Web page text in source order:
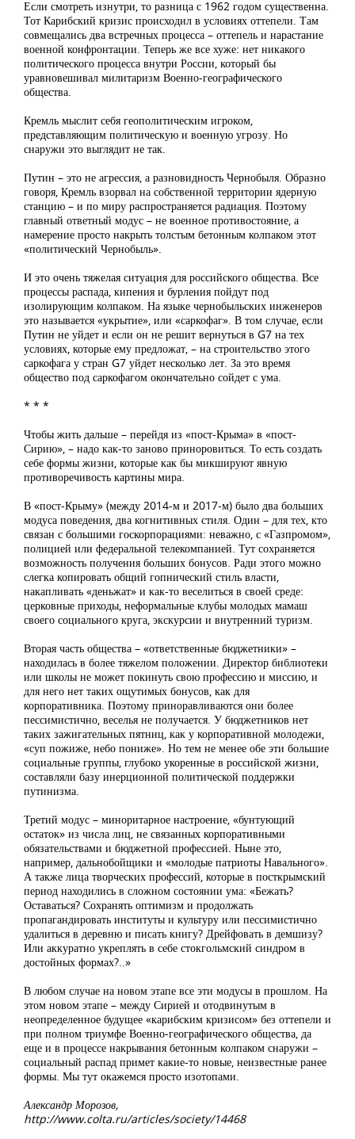
Если смотреть изнутри, то разница с 1962 годом существенна.
Тот Карибский кризис происходил в условиях оттепели. Там
совмещались два встречных процесса – оттепель и нарастание
военной конфронтации. Теперь же все хуже: нет никакого
политического процесса внутри России, который бы
уравновешивал милитаризм Военно-географического
общества.
Кремль мыслит себя геополитическим игроком,
представляющим политическую и военную угрозу. Но
снаружи это выглядит не так.
Путин – это не агрессия, а разновидность Чернобыля. Образно
говоря, Кремль взорвал на собственной территории ядерную
станцию – и по миру распространяется радиация. Поэтому
главный ответный модус – не военное противостояние, а
намерение просто накрыть толстым бетонным колпаком этот
«политический Чернобыль».
И это очень тяжелая ситуация для российского общества. Все
процессы распада, кипения и бурления пойдут под
изолирующим колпаком. На языке чернобыльских инженеров
это называется «укрытие», или «саркофаг». В том случае, если
Путин не уйдет и если он не решит вернуться в G7 на тех
условиях, которые ему предложат, – на строительство этого
саркофага у стран G7 уйдет несколько лет. За это время
общество под саркофагом окончательно сойдет с ума.
* * *
Чтобы жить дальше – перейдя из «пост-Крыма» в «пост-
Сирию», – надо как-то заново приноровиться. То есть создать
себе формы жизни, которые как бы микшируют явную
противоречивость картины мира.
В «пост-Крыму» (между 2014-м и 2017-м) было два больших
модуса поведения, два когнитивных стиля. Один – для тех, кто
связан с большими госкорпорациями: неважно, с «Газпромом»,
полицией или федеральной телекомпанией. Тут сохраняется
возможность получения больших бонусов. Ради этого можно
слегка копировать общий гопнический стиль власти,
накапливать «деньжат» и как-то веселиться в своей среде:
церковные приходы, неформальные клубы молодых мамаш
своего социального круга, экскурсии и внутренний туризм.
Вторая часть общества – «ответственные бюджетники» –
находилась в более тяжелом положении. Директор библиотеки
или школы не может покинуть свою профессию и миссию, и
для него нет таких ощутимых бонусов, как для
корпоративника. Поэтому приноравливаются они более
пессимистично, веселья не получается. У бюджетников нет
таких зажигательных пятниц, как у корпоративной молодежи,
«суп пожиже, небо пониже». Но тем не менее обе эти большие
социальные группы, глубоко укоренные в российской жизни,
составляли базу инерционной политической поддержки
путинизма.
Третий модус – миноритарное настроение, «бунтующий
остаток» из числа лиц, не связанных корпоративными
обязательствами и бюджетной профессией. Ныне это,
например, дальнобойщики и «молодые патриоты Навального».
А также лица творческих профессий, которые в посткрымский
период находились в сложном состоянии ума: «Бежать?
Оставаться? Сохранять оптимизм и продолжать
пропагандировать институты и культуру или пессимистично
удалиться в деревню и писать книгу? Дрейфовать в демшизу?
Или аккуратно укреплять в себе стокгольмский синдром в
достойных формах?..»
В любом случае на новом этапе все эти модусы в прошлом. На
этом новом этапе – между Сирией и отодвинутым в
неопределенное будущее «карибским кризисом» без оттепели и
при полном триумфе Военно-географического общества, да
еще и в процессе накрывания бетонным колпаком снаружи –
социальный распад примет какие-то новые, неизвестные ранее
формы. Мы тут окажемся просто изотопами.
Александр Морозов,
http://www.colta.ru/articles/society/14468